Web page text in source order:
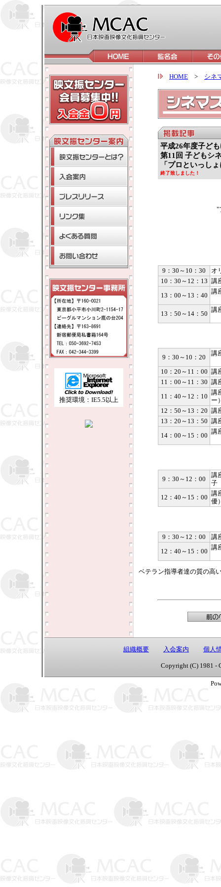
推奨環境：IE5.5以上
HOME > シネ
平成26年度子ど
第11回 子どもシ
「プロといっし
終了致しました！
"
9：30～10：30
オ
10：30～12：13 講
13：00～13：40
講
13：50～14：50
講
9：30～10：20
講
10：20～11：00 講
11：00～11：30 講
11：40～12：10
講
ー
12：50～13：20 講
13：20～13：50 講
14：00～15：00
講
9：30～12：00
講
子
12：40～15：00
講
優
9：30～12：00
講
12：40～15：00
講
ベテラン指導者達の質の高
組織概要 入会案内 個人
Copyright (C) 1981 -